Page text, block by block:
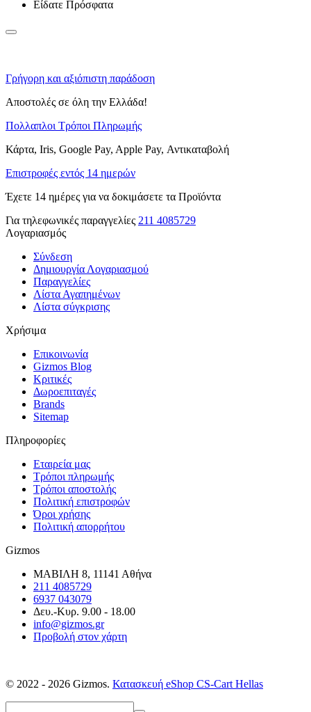
Είδατε Πρόσφατα
Γρήγορη και αξιόπιστη παράδοση
Αποστολές σε όλη την Ελλάδα!
Πολλαπλοι Τρόποι Πληρωμής
Κάρτα, Iris, Google Pay, Apple Pay, Αντικαταβολή
Επιστροφές εντός 14 ημερών
Έχετε 14 ημέρες για να δοκιμάσετε τα Προϊόντα
Για τηλεφωνικές παραγγελίες 211 4085729
Λογαριασμός
Σύνδεση
Δημιουργία Λογαριασμού
Παραγγελίες
Λίστα Αγαπημένων
Λίστα σύγκρισης
Χρήσιμα
Επικοινωνία
Gizmos Blog
Κριτικές
Δωροεπιταγές
Brands
Sitemap
Πληροφορίες
Εταιρεία μας
Τρόποι πληρωμής
Τρόποι αποστολής
Πολιτική επιστροφών
Όροι χρήσης
Πολιτική απορρήτου
Gizmos
ΜΑΒΙΛΗ 8, 11141 Αθήνα
211 4085729
6937 043079
Δευ.-Κυρ. 9.00 - 18.00
info@gizmos.gr
Προβολή στον χάρτη
© 2022 - 2026 Gizmos. Κατασκευή eShop CS-Cart Hellas